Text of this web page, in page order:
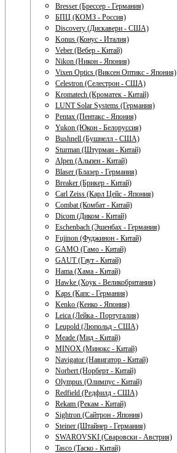
Bresser (Брессер - Германия)
БПЦ (КОМЗ - Россия)
Discovery (Дискавери - США)
Konus (Конус - Италия)
Veber (Вебер - Китай)
Nikon (Никон - Япония)
Vixen Optics (Виксен Оптикс - Япония)
Celestron (Селестрон - США)
Kromatech (Кроматек - Китай)
LUNT Solar Systems (Германия)
Pentax (Пентакс - Япония)
Yukon (Юкон - Белоруссия)
Bushnell (Бушнелл - США)
Sturman (Штурман - Китай)
Alpen (Альпен - Китай)
Blaser (Блазер - Германия)
Breaker (Брикер - Китай)
Carl Zeiss (Карл Цейс - Япония)
Combat (Комбат - Китай)
Dicom (Диком - Китай)
Eschenbach (Эшенбах - Германия)
Fujinon (Фуджинон - Китай)
GAMO (Гамо - Китай)
GAUT (Гаут - Китай)
Hama (Хама - Китай)
Hawke (Хоук - Великобритания)
Kaps (Капс - Германия)
Kenko (Кенко - Япония)
Leica (Лейка - Португалия)
Leupold (Люпольд - США)
Meade (Мид - Китай)
MINOX (Минокс - Китай)
Navigator (Навигатор - Китай)
Norbert (Норберт - Китай)
Olympus (Олимпус - Китай)
Redfield (Редфилд - США)
Rekam (Рекам - Китай)
Sightron (Сайтрон - Япония)
Steiner (Штайнер - Германия)
SWAROVSKI (Сваровски - Австрия)
Tasco (Таско - Китай)